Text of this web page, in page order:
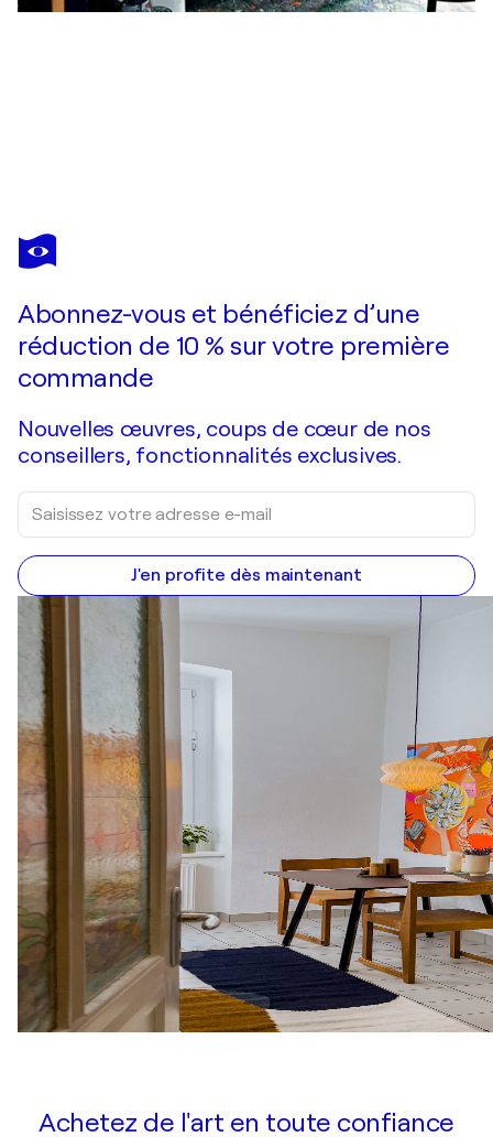
JOHANN ACHER
Kunterbunte Vögel
Abonnez-vous et bénéficiez d’une
réduction de 10 % sur votre première
commande
Nouvelles œuvres, coups de cœur de nos
conseillers, fonctionnalités exclusives.
J'en profite dès maintenant
Achetez de l'art en toute confiance